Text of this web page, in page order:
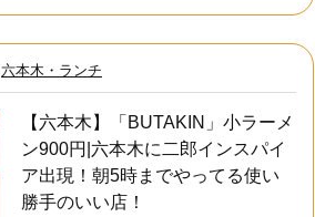
六本木・ランチ
【六本木】「BUTAKIN」小ラーメ
ン900円|六本木に二郎インスパイ
ア出現！朝5時までやってる使い
勝手のいい店！